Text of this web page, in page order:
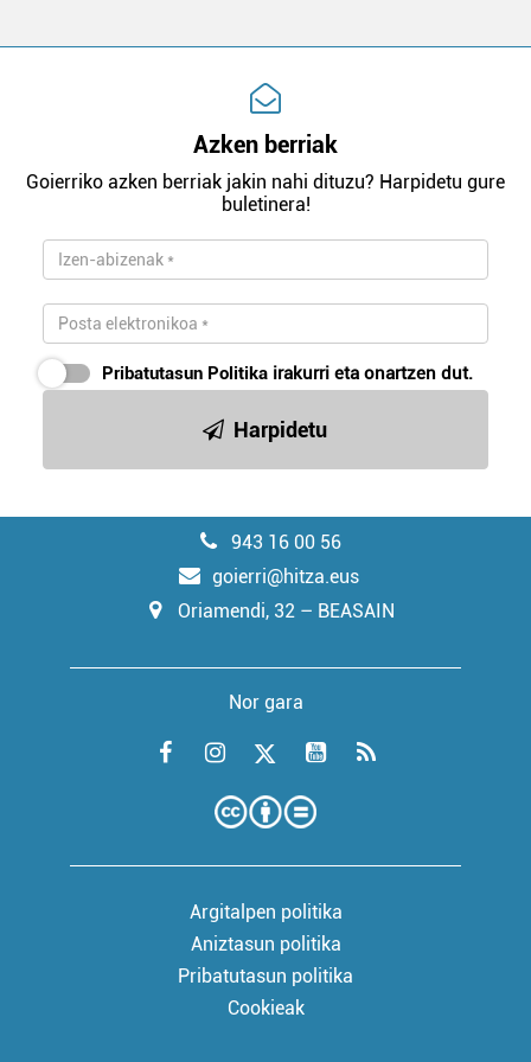
Azken berriak
Goierriko azken berriak jakin nahi dituzu? Harpidetu gure
buletinera!
Pribatutasun Politika irakurri eta onartzen dut.
Harpidetu
943 16 00 56
goierri@hitza.eus
Oriamendi, 32 – BEASAIN
Nor gara
Argitalpen politika
Aniztasun politika
Pribatutasun politika
Cookieak